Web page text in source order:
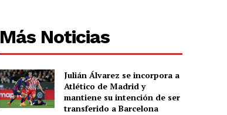
Más Noticias
Julián Álvarez se incorpora a
Atlético de Madrid y
mantiene su intención de ser
transferido a Barcelona